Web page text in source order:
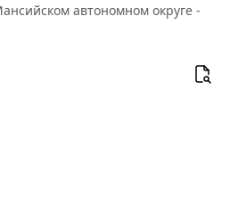
автономном округе -